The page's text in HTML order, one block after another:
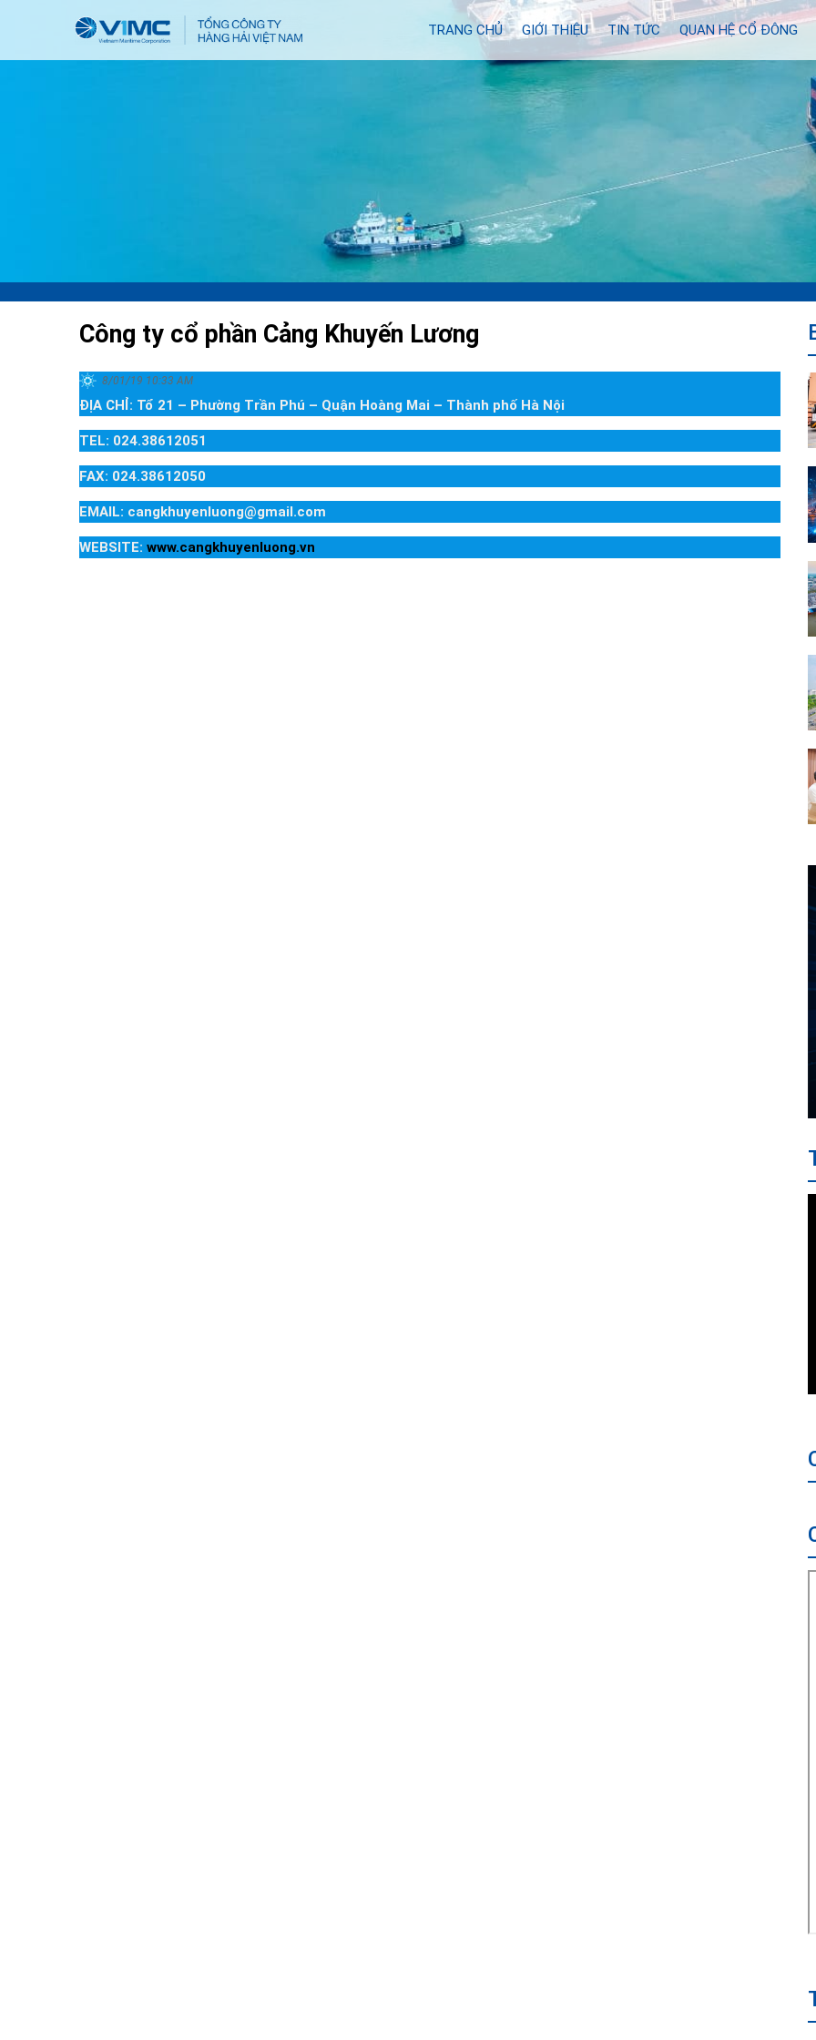
TRANG CHỦ GIỚI THIỆU TIN TỨC QUAN HỆ CỔ ĐÔNG
Công ty cổ phần Cảng Khuyến Lương
8/01/19 10:33 AM
ĐỊA CHỈ: Tổ 21 – Phường Trần Phú – Quận Hoàng Mai – Thành phố Hà Nội
TEL: 024.38612051
FAX: 024.38612050
EMAIL: cangkhuyenluong@gmail.com
WEBSITE: www.cangkhuyenluong.vn